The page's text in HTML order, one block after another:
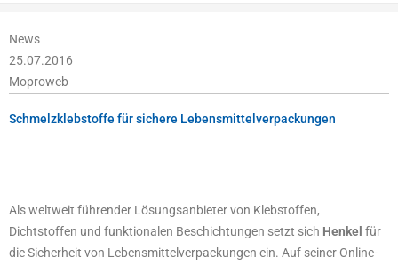
News
25.07.2016
Moproweb
Schmelzklebstoffe für sichere Lebensmittelverpackungen
Als weltweit führender Lösungsanbieter von Klebstoffen,
Dichtstoffen und funktionalen Beschichtungen setzt sich Henkel für
die Sicherheit von Lebensmittelverpackungen ein. Auf seiner Online-